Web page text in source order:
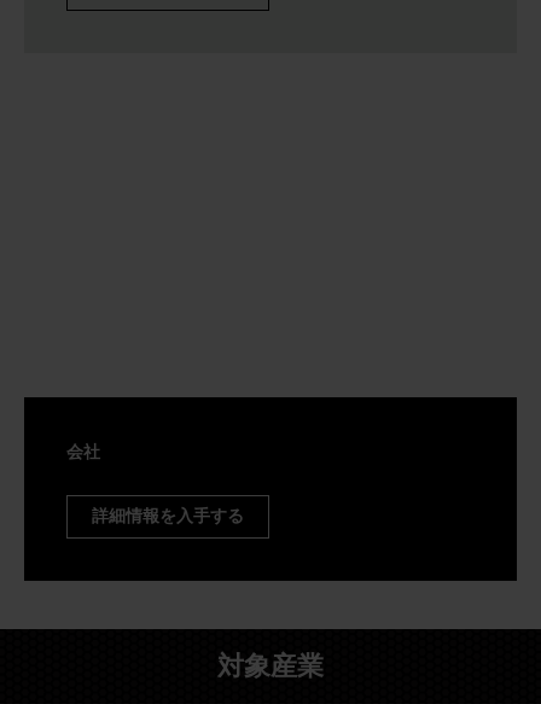
会社
詳細情報を入手する
対象産業